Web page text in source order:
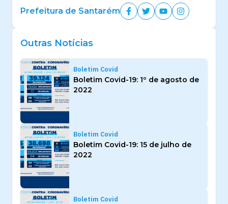
Prefeitura de Santarém
Outras Notícias
Boletim Covid
Boletim Covid-19: 1º de agosto de
2022
Boletim Covid
Boletim Covid-19: 15 de julho de
2022
Boletim Covid